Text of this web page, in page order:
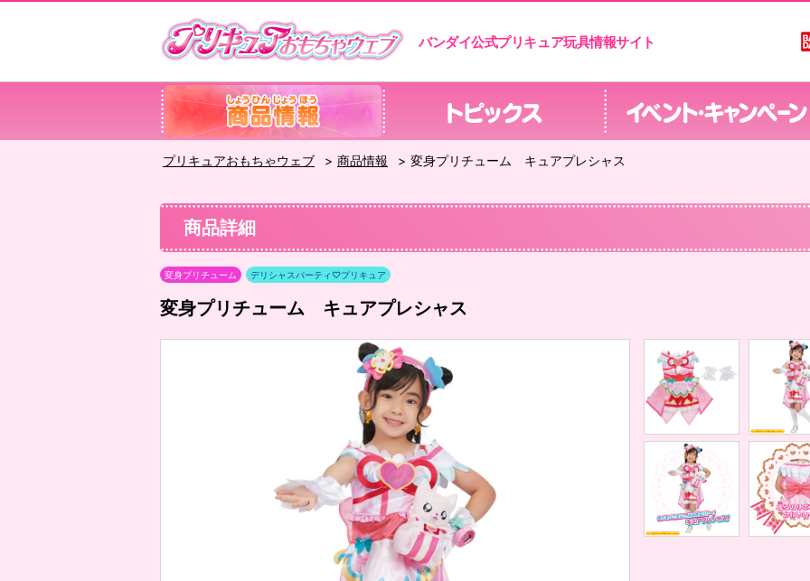
バンダイ公式プリキュア玩具情報サイト
プリキュアおもちゃウェブ 商品情報 変身プリチューム キュアプレシャス
商品詳細
変身プリチューム デリシャスパーティ♡プリキュア
変身プリチューム キュアプレシャス